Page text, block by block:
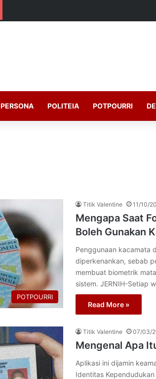
PERSONA POLITEIA POTPOURRI
POTPOURRI
Titik Valentine 11/10/
Mengapa Saat
Boleh Gunakan
Penggunaan kacamata
diperkenankan, sebab
membuat biometrik
sistem. JERNIH-Setiap
Read More »
Titik Valentine 07/03/
Mengenal Apa
Aplikasi ini dijamin
Identitas